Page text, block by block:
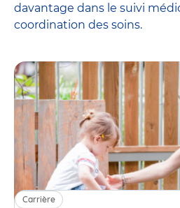
davantage dans le suivi
coordination des soins.
Carrière